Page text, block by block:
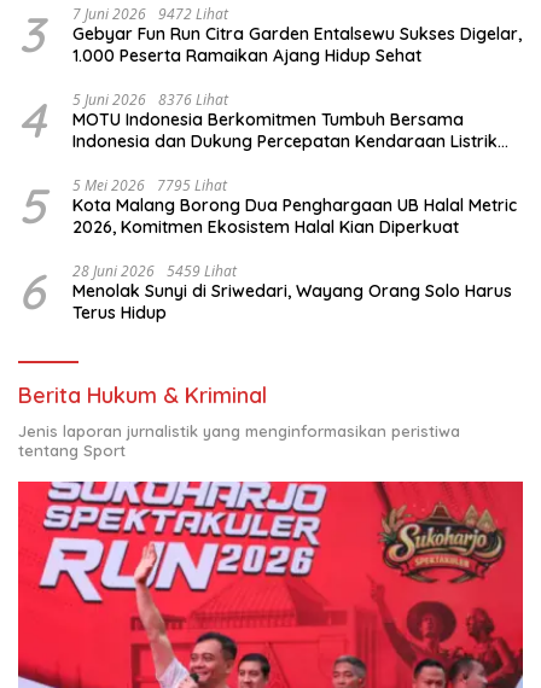
3 7 Juni 2026 9472 Lihat
Gebyar Fun Run Citra Garden Entalsewu Sukses Digelar,
1.000 Peserta Ramaikan Ajang Hidup Sehat
4 5 Juni 2026 8376 Lihat
MOTU Indonesia Berkomitmen Tumbuh Bersama
Indonesia dan Dukung Percepatan Kendaraan Listrik
5 5 Mei 2026 7795 Lihat
Kota Malang Borong Dua Penghargaan UB Halal Metric
2026, Komitmen Ekosistem Halal Kian Diperkuat
6 28 Juni 2026 5459 Lihat
Menolak Sunyi di Sriwedari, Wayang Orang Solo Harus
Terus Hidup
Berita Hukum & Kriminal
Jenis laporan jurnalistik yang menginformasikan peristiwa
tentang Sport